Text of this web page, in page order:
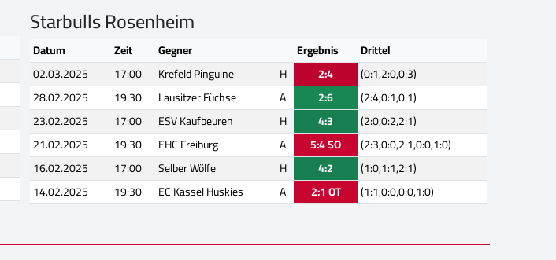
Starbulls Rosenheim
Datum Zeit Gegner Ergebnis
Drittel
02.03.2025
17:00 Krefeld Pinguine H 2:4
(0:1,2:0,0:3)
28.02.2025
19:30 Lausitzer Füchse A 2:6
(2:4,0:1,0:1)
23.02.2025
17:00 ESV Kaufbeuren H 4:3
(2:0,0:2,2:1)
21.02.2025
19:30 EHC Freiburg A 5:4 SO
(2:3,0:0,2:1,0:0,1:0)
16.02.2025
17:00 Selber Wölfe H 4:2
(1:0,1:1,2:1)
14.02.2025
19:30 EC Kassel Huskies A 2:1 OT (1:1,0:0,0:0,1:0)